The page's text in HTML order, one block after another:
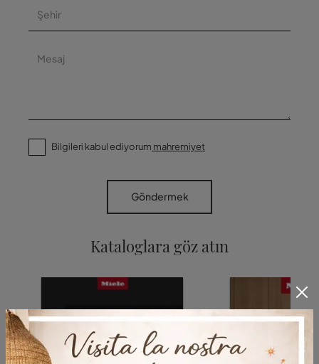
Kataloglara göz atın
Bilgileri kabul ediyorum mahremiyet
Göndermek